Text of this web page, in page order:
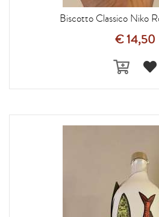
Biscotto Classico Niko
€ 14,50